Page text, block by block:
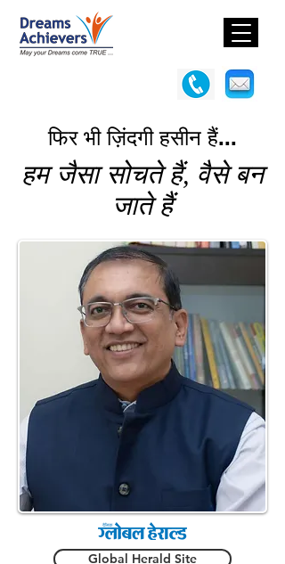
फिर भी ज़िंदगी हसीन हैं...
हम जैसा सोचते हैं, वैसे बन
जाते हैं
Global Herald Site